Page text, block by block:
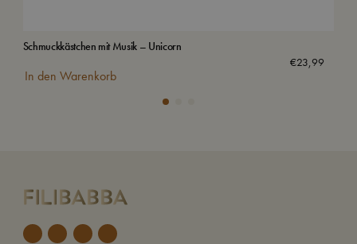
Schmuckkästchen mit Musik – Unicorn
€23,99
In den Warenkorb